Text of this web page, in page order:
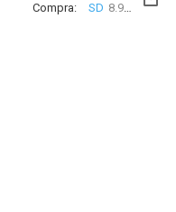
Compra: SD 8.99 € HD